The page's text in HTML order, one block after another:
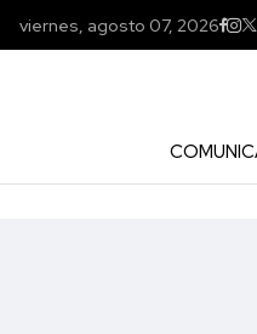
viernes, agosto 07, 2026